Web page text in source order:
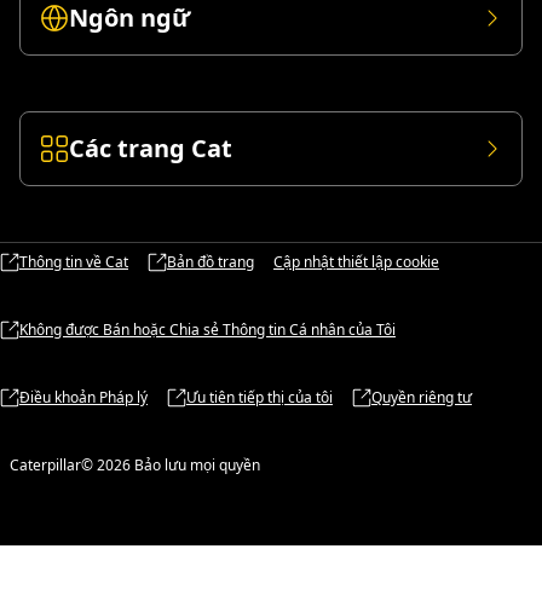
Ngôn ngữ
Các trang Cat
Thông tin về Cat Bản đồ trang Cập nhật thiết lập cookie
Không được Bán hoặc Chia sẻ Thông tin Cá nhân của Tôi
Điều khoản Pháp lý Ưu tiên tiếp thị của tôi Quyền riêng tư
Caterpillar© 2026 Bảo lưu mọi quyền